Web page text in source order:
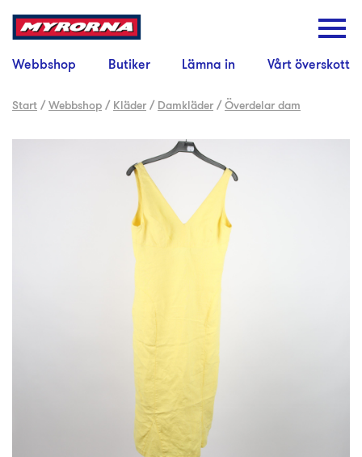
Webbshop Butiker Lämna in Vårt överskott
Start /Webbshop / Kläder / Damkläder /Överdelar dam